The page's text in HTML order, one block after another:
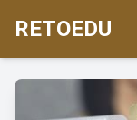
RETOEDU